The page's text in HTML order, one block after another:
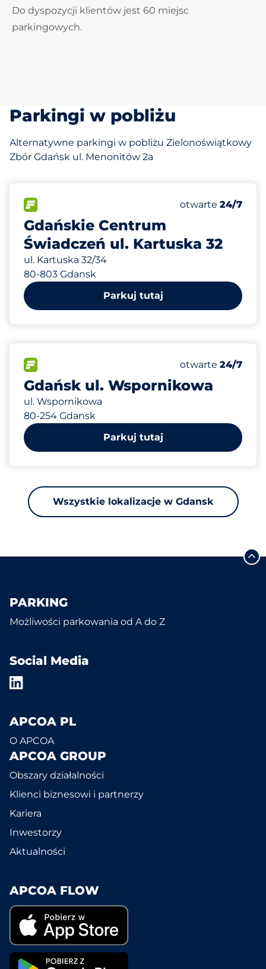
Do dyspozycji klientów jest 60 miejsc
parkingowych.
Parkingi w pobliżu
Alternatywne parkingi w pobliżu Zielonoświątkowy
Zbór Gdańsk ul. Menonitów 2a
Gdańskie Centrum
Świadczeń ul. Kartuska 32
ul. Kartuska 32/34
80-803 Gdansk
Liczba miejsc
Całkowita
Czwartek&nbsp
otwarte 24/7
835 m
Parkuj tutaj
Gdańsk ul. Wspornikowa
ul. Wspornikowa
80-254 Gdansk
Liczba miejsc
Całkowita
Czwartek&nbsp
otwarte 24/7
990 m
Parkuj tutaj
Wszystkie lokalizacje w Gdansk
PARKING
Możliwości parkowania od A do Z
Social Media
APCOA PL
O APCOA
APCOA GROUP
Obszary działalności
Klienci biznesowi i partnerzy
Kariera
Inwestorzy
Aktualności
APCOA FLOW